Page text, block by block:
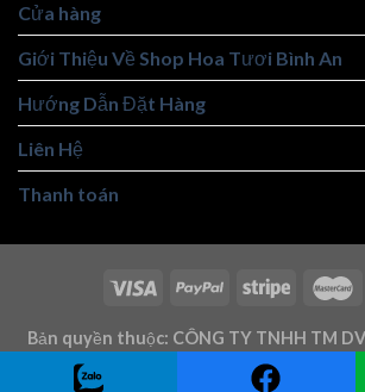
Cửa hàng
Giới Thiệu Về Shop Hoa Tươi Bình An
Hướng Dẫn Đặt Hàng
Liên Hệ
Thanh toán
Bản quyền thuộc: CÔNG TY TNHH TM
TRUNG - Mst: 3101146219